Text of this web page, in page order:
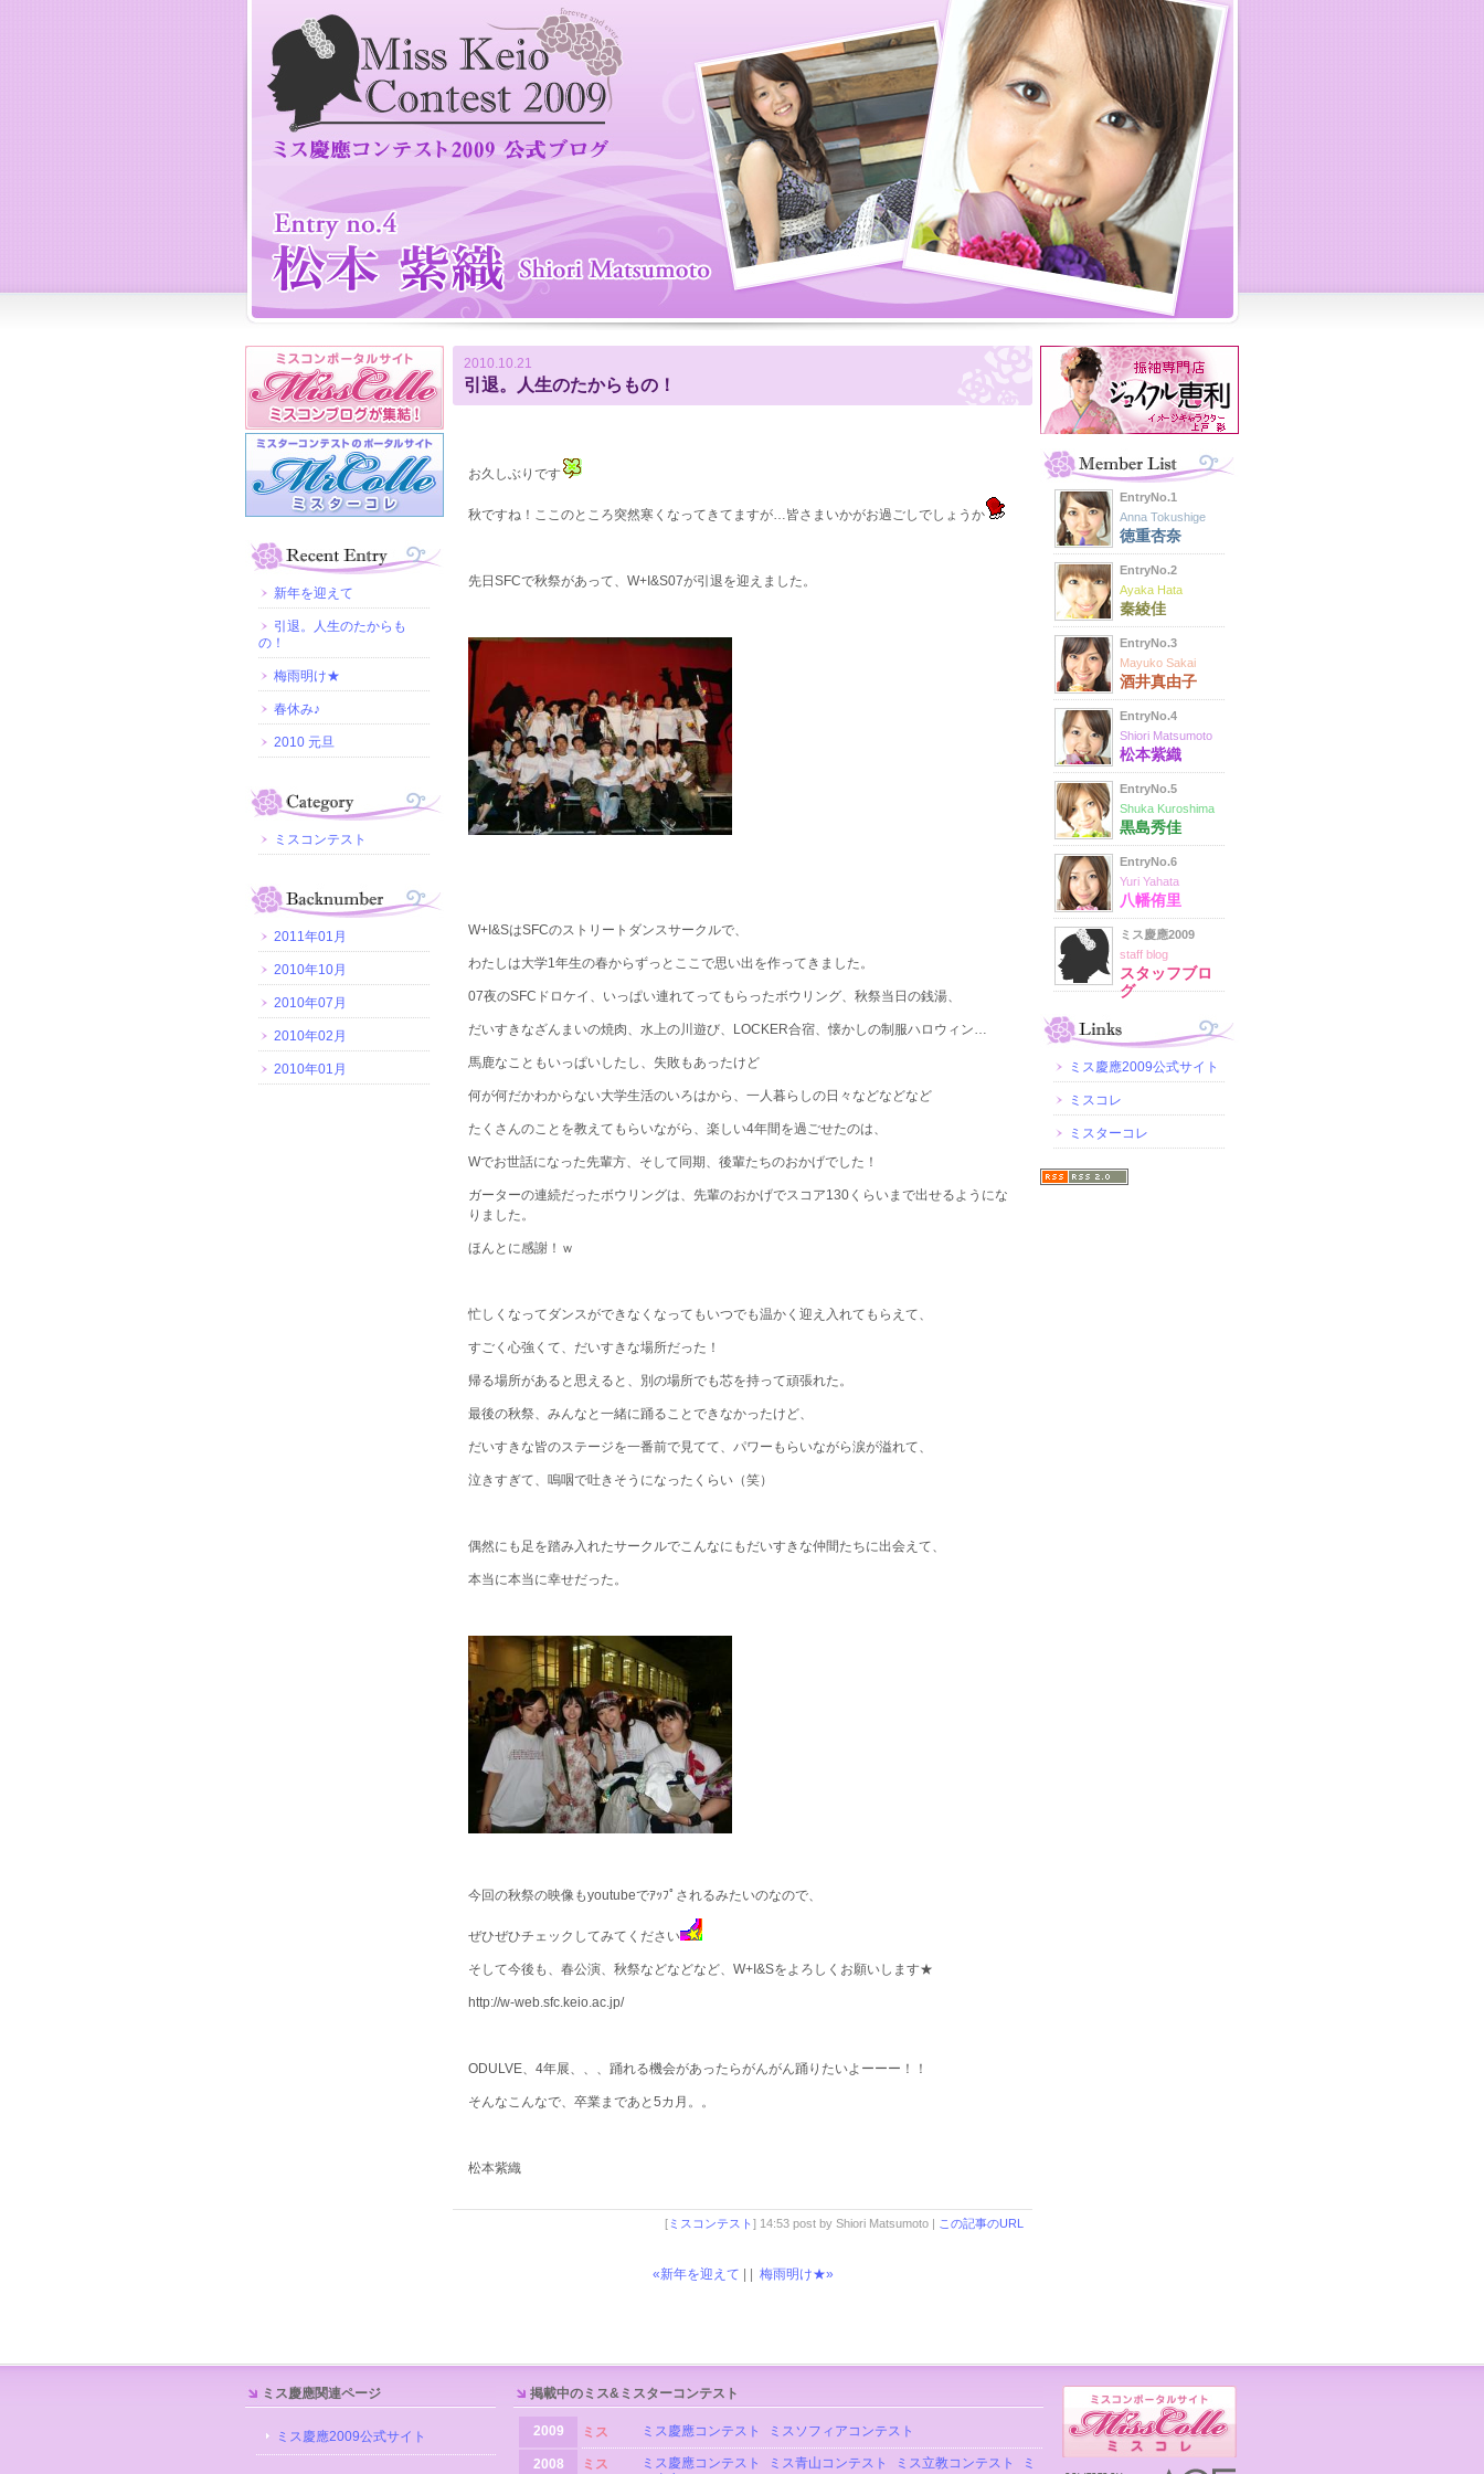
2010.10.21
引退。人生のたからもの！
お久しぶりです
秋ですね！ここのところ突然寒くなってきてますが…皆さまいかがお過ごしでしょうか
先日SFCで秋祭があって、W+I&S07が引退を迎えました。
W+I&SはSFCのストリートダンスサークルで、
わたしは大学1年生の春からずっとここで思い出を作ってきました。
07夜のSFCドロケイ、いっぱい連れてってもらったボウリング、秋祭当日の銭湯、
だいすきなざんまいの焼肉、水上の川遊び、LOCKER合宿、懐かしの制服ハロウィン…
馬鹿なこともいっぱいしたし、失敗もあったけど
何が何だかわからない大学生活のいろはから、一人暮らしの日々などなどなど
たくさんのことを教えてもらいながら、楽しい4年間を過ごせたのは、
Wでお世話になった先輩方、そして同期、後輩たちのおかげでした！
ガーターの連続だったボウリングは、先輩のおかげでスコア130くらいまで出せるようにな
りました。
ほんとに感謝！ｗ
忙しくなってダンスができなくなってもいつでも温かく迎え入れてもらえて、
すごく心強くて、だいすきな場所だった！
帰る場所があると思えると、別の場所でも芯を持って頑張れた。
最後の秋祭、みんなと一緒に踊ることできなかったけど、
だいすきな皆のステージを一番前で見てて、パワーもらいながら涙が溢れて、
泣きすぎて、嗚咽で吐きそうになったくらい（笑）
偶然にも足を踏み入れたサークルでこんなにもだいすきな仲間たちに出会えて、
本当に本当に幸せだった。
今回の秋祭の映像もyoutubeでｱｯﾌﾟされるみたいのなので、
ぜひぜひチェックしてみてください
そして今後も、春公演、秋祭などなどなど、W+I&Sをよろしくお願いします★
http://w-web.sfc.keio.ac.jp/
ODULVE、4年展、、、踊れる機会があったらがんがん踊りたいよーーー！！
そんなこんなで、卒業まであと5カ月。。
松本紫織
[ ミスコンテスト ] 14:53 post by Shiori Matsumoto | この記事のURL
«新年を迎えて 梅雨明け★»
EntryNo.1
Anna Tokushige
徳重杏奈
EntryNo.2
Ayaka Hata
秦綾佳
EntryNo.3
Mayuko Sakai
酒井真由子
EntryNo.4
Shiori Matsumoto
松本紫織
EntryNo.5
Shuka Kuroshima
黒島秀佳
EntryNo.6
Yuri Yahata
八幡侑里
ミス慶應2009
staff blog
スタッフブロ
グ
ミス慶應2009公式サイト
ミスコレ
ミスターコレ
新年を迎えて
引退。人生のたからも
の！
梅雨明け★
春休み♪
2010 元旦
ミスコンテスト
2011年01月
2010年10月
2010年07月
2010年02月
2010年01月
ミス慶應関連ページ
ミス慶應2009公式サイト
掲載中のミス&ミスターコンテスト
2009 ミス ミス慶應コンテスト ミスソフィアコンテスト
2008 ミス ミス慶應コンテスト ミス青山コンテスト ミス立教コンテスト
ミ